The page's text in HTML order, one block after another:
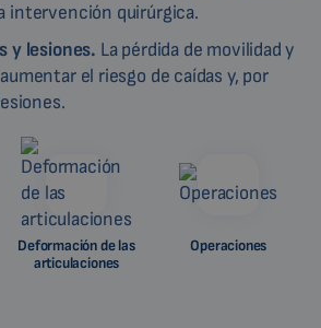
intervención quirúrgica.
y lesiones. La pérdida de movilidad y
el riesgo de caídas y, por
Deformación de las
articulaciones
Operaciones